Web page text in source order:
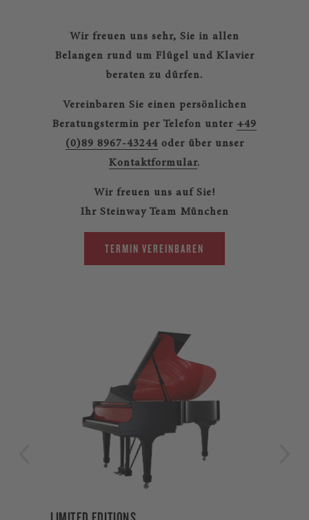
Wir freuen uns sehr, Sie in allen
Belangen rund um Flügel und Klavier
beraten zu dürfen.
Vereinbaren Sie einen persönlichen
Beratungstermin per Telefon unter +49
(0)89 8967-43244 oder über unser
Kontaktformular.
Wir freuen uns auf Sie!
Ihr Steinway Team München
TERMIN VEREINBAREN